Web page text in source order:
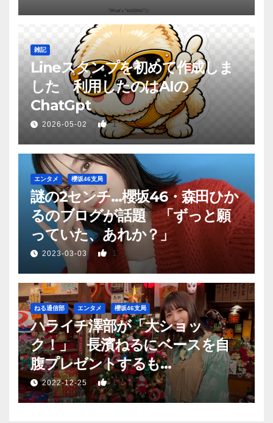
雑記
Lineスタンプを初めて作成しま
した 利用したのはAIの
ChatGpt
2026-05-02 1
エンタメ 櫻坂46支局
謎の2センチ…櫻坂46・森田ひか
るのブログが話題 「ずっと願
っていた、あれか？」
2023-03-03 1
ねる通信部 エンタメ 櫻坂46支局
ハライチ澤部が「大ショッ
ク！」 長濱ねるにベースを自
腹プレゼントするも…
2022-12-25 1